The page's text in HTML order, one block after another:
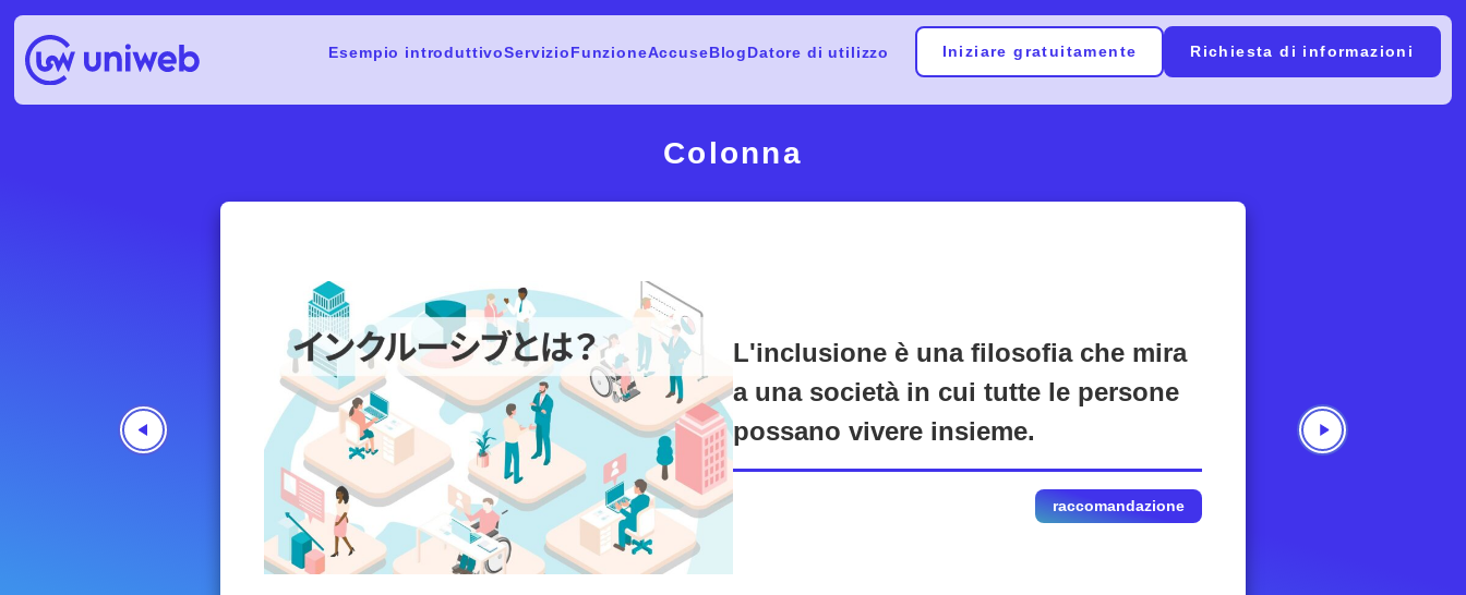
Esempio introduttivoServizioFunzioneAccuseBlogDatore di utilizzo Iniziare gratuitamente Richiesta di informazioni
Colonna
L'inclusione è una filosofia che mira
a una società in cui tutte le persone
possano vivere insieme.
raccomandazione